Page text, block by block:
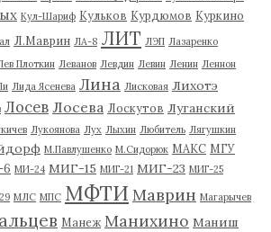
Кул-Шариф Кульков Курдюмов Куркино
Л.Маврин ЛА-8 ЛИТ ЛЭП Лазаренко
Плоткин Леванов Левдин Левин Ленин Леннон
Лида Ясенева Лина Лисковая Лихотэ
Лосев Лосева Лоскутов Луганский
Лукоянова Лух Лыхин Любитель Лягушкин
М.Павлушенко М.Сидорюк МАКС МГУ
МИ-24 МИГ-15 МИГ-21 МИГ-23 МИГ-25
МЛС МПС МФТИ Маврин Магарычев
Манеж Манихино Маниш